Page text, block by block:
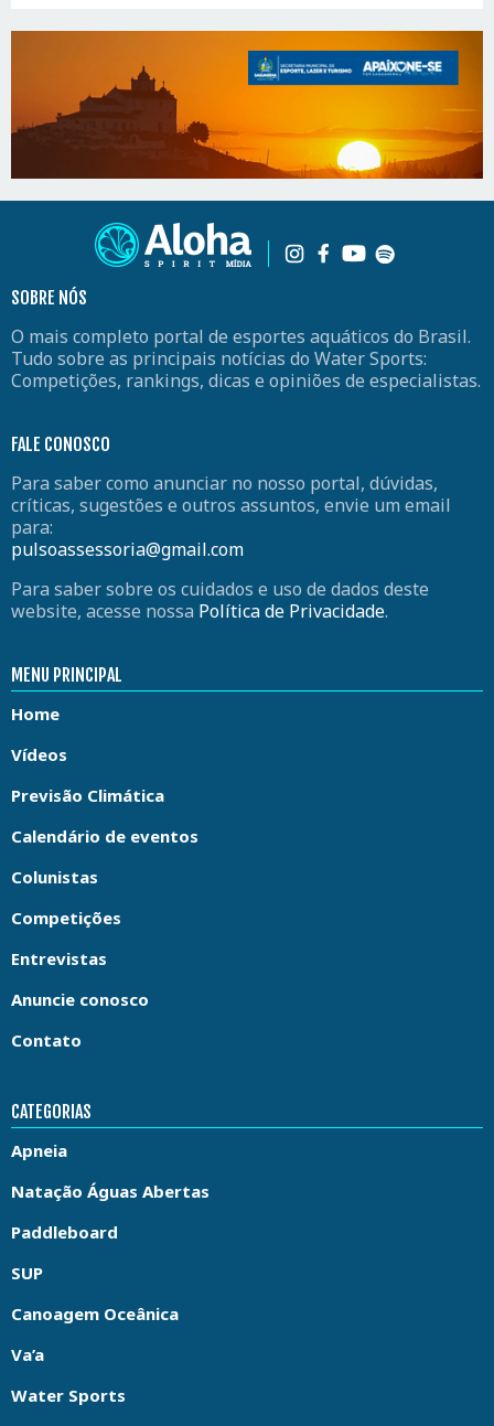
SOBRE NÓS
O mais completo portal de esportes aquáticos do Brasil.
Tudo sobre as principais notícias do Water Sports:
Competições, rankings, dicas e opiniões de especialistas.
FALE CONOSCO
Para saber como anunciar no nosso portal, dúvidas,
críticas, sugestões e outros assuntos, envie um email
para:
pulsoassessoria@gmail.com
Para saber sobre os cuidados e uso de dados deste
website, acesse nossa Política de Privacidade.
MENU PRINCIPAL
Home
Vídeos
Previsão Climática
Calendário de eventos
Colunistas
Competições
Entrevistas
Anuncie conosco
Contato
CATEGORIAS
Apneia
Natação Águas Abertas
Paddleboard
SUP
Canoagem Oceânica
Va’a
Water Sports